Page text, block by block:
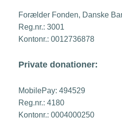
Forælder Fonden, Danske
Reg.nr.: 3001
Kontonr.: 0012736878
Private donationer:
MobilePay: 494529
Reg.nr.: 4180
Kontonr.: 0004000250